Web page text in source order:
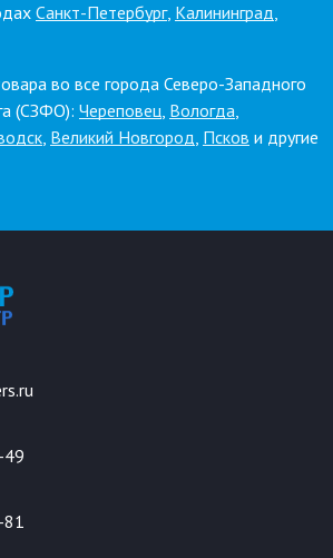
Санкт-Петербург, Калининград,
во все города Северо-Западного
(СЗФО): Череповец, Вологда,
, Великий Новгород, Псков и другие
49
81